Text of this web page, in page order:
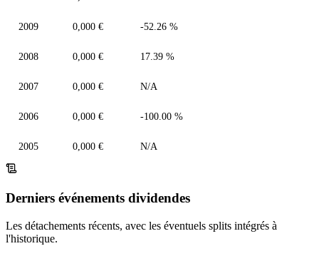
2009 0,000 € -52.26 %
2008 0,000 € 17.39 %
2007 0,000 € N/A
2006 0,000 € -100.00 %
2005 0,000 € N/A
Derniers événements dividendes
Les détachements récents, avec les éventuels splits intégrés à
l'historique.